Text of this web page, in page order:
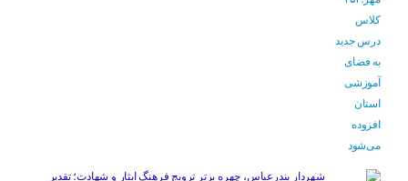
شهردار بندرعباس، چهره برتر ترویج فرهنگ ایثار و شهادت؛ تقدیر